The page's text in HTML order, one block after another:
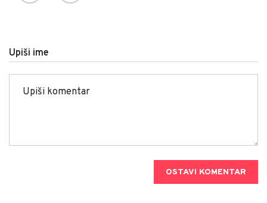
Upiši ime
OSTAVI KOMENTAR